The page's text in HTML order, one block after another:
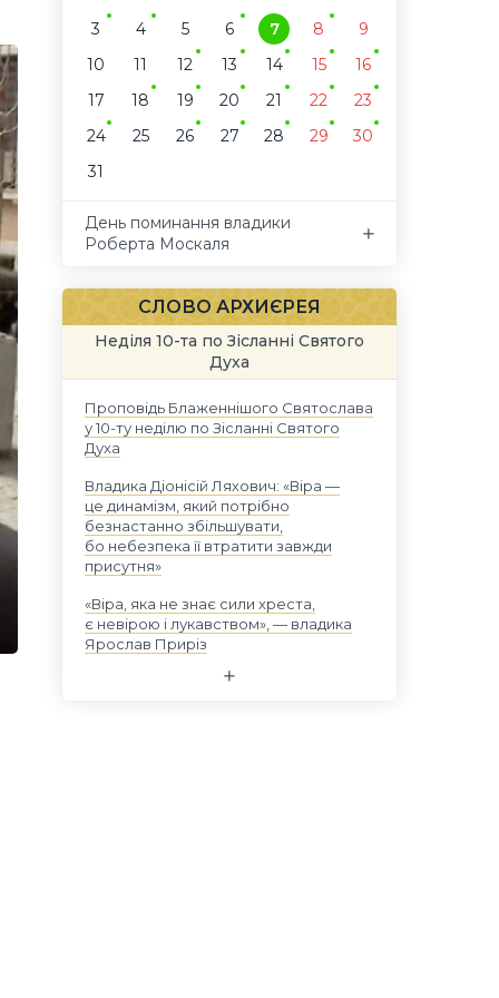
3
4 5 6 7 8
9
10
11 12 13 14 15
16
17
18 19 20 21 22
23
24
25 26 27 28 29
30
31
День поминання владики
Роберта Москаля
СЛОВО АРХИЄРЕЯ
Неділя 10-та по Зісланні Святого
Духа
Проповідь Блаженнішого Святослава
у 10-ту неділю по Зісланні Святого
Духа
Владика Діонісій Ляхович: «Віра —
це динамізм, який потрібно
безнастанно збільшувати,
бо небезпека її втратити завжди
присутня»
«Віра, яка не знає сили хреста,
є невірою і лукавством», — владика
Ярослав Приріз